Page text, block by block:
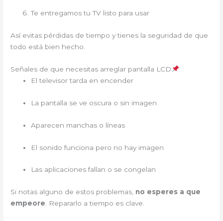
Te entregamos tu TV listo para usar
Así evitas pérdidas de tiempo y tienes la seguridad de que
todo está bien hecho.
Señales de que necesitas arreglar pantalla LCD
El televisor tarda en encender
La pantalla se ve oscura o sin imagen
Aparecen manchas o líneas
El sonido funciona pero no hay imagen
Las aplicaciones fallan o se congelan
Si notas alguno de estos problemas, no esperes a que
empeore. Repararlo a tiempo es clave.